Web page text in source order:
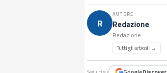
R
AUTORE
Redazione
Redazione
Tutti gli articoli →